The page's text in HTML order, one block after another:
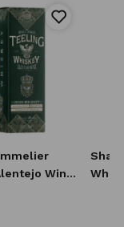
Wine